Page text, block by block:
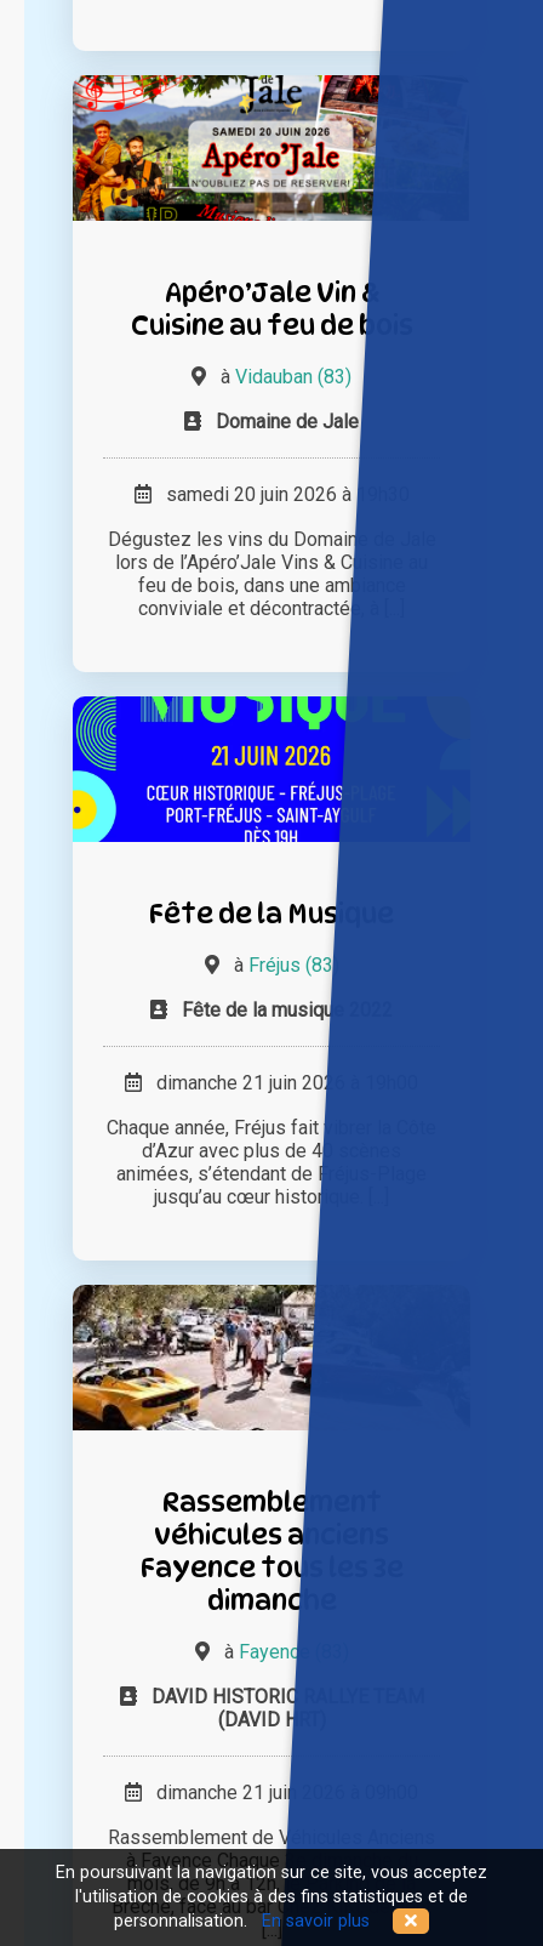
Apéro’Jale Vin &
Cuisine au feu de bois
à Vidauban (83)
Domaine de Jale
samedi 20 juin 2026 à 19h30
Dégustez les vins du Domaine de Jale
lors de l’Apéro’Jale Vins & Cuisine au
feu de bois, dans une ambiance
conviviale et décontractée, à [...]
Fête de la Musique
à Fréjus (83)
Fête de la musique 2022
dimanche 21 juin 2026 à 19h00
Chaque année, Fréjus fait vibrer la Côte
d’Azur avec plus de 40 scènes
animées, s’étendant de Fréjus-Plage
jusqu’au cœur historique. [...]
Rassemblement
véhicules anciens
Fayence tous les 3e
dimanche
à Fayence (83)
DAVID HISTORIC RALLYE TEAM
(DAVID HRT)
dimanche 21 juin 2026 à 09h00
Rassemblement de Véhicules Anciens
à Fayence Chaque 3e dimanche du
mois, de 9h à 12h, le Parking de la
Brèche, face au bar Chez KiKi, devient
[...]
En poursuivant la navigation sur ce site, vous acceptez
l'utilisation de cookies à des fins statistiques et de
personnalisation.
En savoir plus